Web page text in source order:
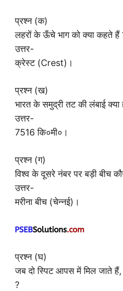
प्रश्न (क)
लहरों के ऊँचे भाग को क्या कहते हैं
उत्तर-
क्रेस्ट (Crest)।
प्रश्न (ख)
भारत के समुद्री तट की लंबाई क्या
उत्तर-
7516 कि०मी०।
प्रश्न (ग)
विश्व के दूसरे नंबर पर बड़ी बीच
उत्तर-
मरीना बीच (चेन्नई)।
प्रश्न (घ)
जब दो स्पिट आपस में मिल जाते हैं,
?